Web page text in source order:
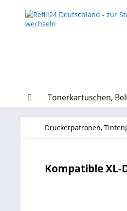
Tonerkartuschen,
Druckerpatronen,
Kompatible XL-